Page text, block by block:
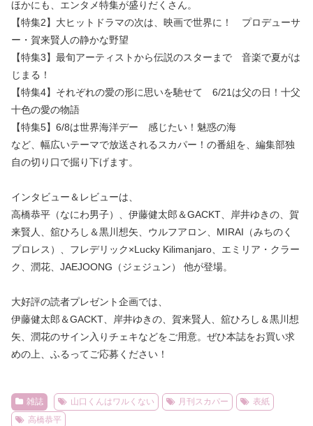
ほかにも、エンタメ特集が盛りだくさん。
【特集2】大ヒットドラマの次は、映画で世界に！ プロデューサ
ー・賀来賢人の静かな野望
【特集3】最旬アーティストから伝説のスターまで 音楽で夏がは
じまる！
【特集4】それぞれの愛の形に思いを馳せて 6/21は父の日！十父
十色の愛の物語
【特集5】6/8は世界海洋デー 感じたい！魅惑の海
など、幅広いテーマで放送されるスカパー！の番組を、編集部独
自の切り口で掘り下げます。
インタビュー＆レビューは、
高橋恭平（なにわ男子）、伊藤健太郎＆GACKT、岸井ゆきの、賀
来賢人、舘ひろし＆黒川想矢、ウルフアロン、MIRAI（みちのく
プロレス）、フレデリック×Lucky Kilimanjaro、エミリア・クラー
ク、潤花、JAEJOONG（ジェジュン） 他が登場。
大好評の読者プレゼント企画では、
伊藤健太郎＆GACKT、岸井ゆきの、賀来賢人、舘ひろし＆黒川想
矢、潤花のサイン入りチェキなどをご用意。ぜひ本誌をお買い求
めの上、ふるってご応募ください！
雑誌 山口くんはワルくない 月刊スカパー
表紙
高橋恭平